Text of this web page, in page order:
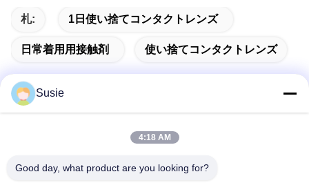
札: 1日使い捨てコンタクトレンズ
日常着用用接触剤 使い捨てコンタクトレンズ
住所
Susie
4:18 AM
Good day, what product are you looking for?